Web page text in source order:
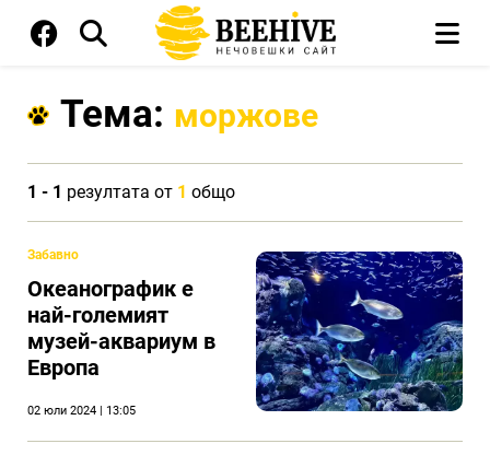
Тема: моржове
1 - 1 резултата от 1 общо
Забавно
Океанографик е
най-големият
музей-аквариум в
Европа
02 юли 2024 | 13:05